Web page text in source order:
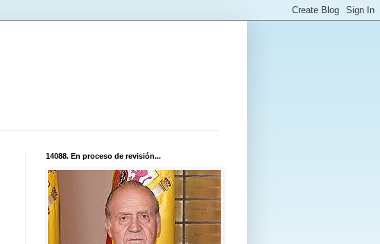
14088. En proceso de revisión...